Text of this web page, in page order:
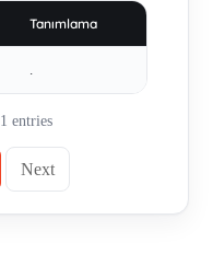
Tanımlama
entries
Next